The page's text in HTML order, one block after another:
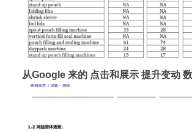
从Google 来的 点击和展示 提升变动 数